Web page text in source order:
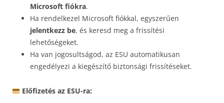
Microsoft fiókra.
Ha rendelkezel Microsoft fiókkal, egyszerűen
jelentkezz be, és keresd meg a frissítési
lehetőségeket.
Ha van jogosultságod, az ESU automatikusan
engedélyezi a kiegészítő biztonsági frissítéseket.
Előfizetés az ESU-ra: